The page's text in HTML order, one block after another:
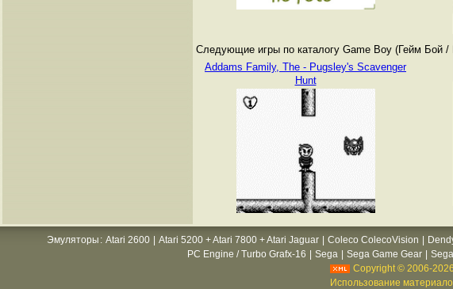
Следующие игры по каталогу Game Boy (Гейм Бой /
Addams Family, The - Pugsley's Scavenger
Hunt
Эмуляторы : Atari 2600 Atari 5200 + Atari 7800 + Atari Jaguar Coleco ColecoVision
PC Engine / Turbo Grafx-16
Sega Sega Game Gear
Copyright © 2006-
Использование